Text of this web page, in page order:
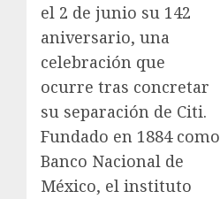
el 2 de junio su 142
aniversario, una
celebración que
ocurre tras concretar
su separación de Citi.
Fundado en 1884 como
Banco Nacional de
México, el instituto